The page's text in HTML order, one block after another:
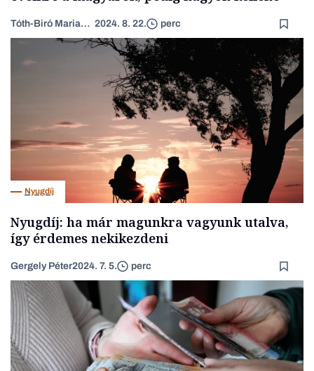
Tóth-Biró Marianna 2024. 8. 22. perc
Nyugdíj
Nyugdíj: ha már magunkra vagyunk utalva,
így érdemes nekikezdeni
Gergely Péter2024. 7. 5. perc